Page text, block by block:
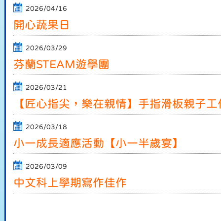
2026/04/16
開心蔬果日
2026/03/29
芬蘭STEAM遊學團
2026/03/21
【匠心指尖，樂在親情】手指滑板親子工
2026/03/18
小一成長適應活動【小一半歲宴】
2026/03/09
中文科上學期寫作佳作